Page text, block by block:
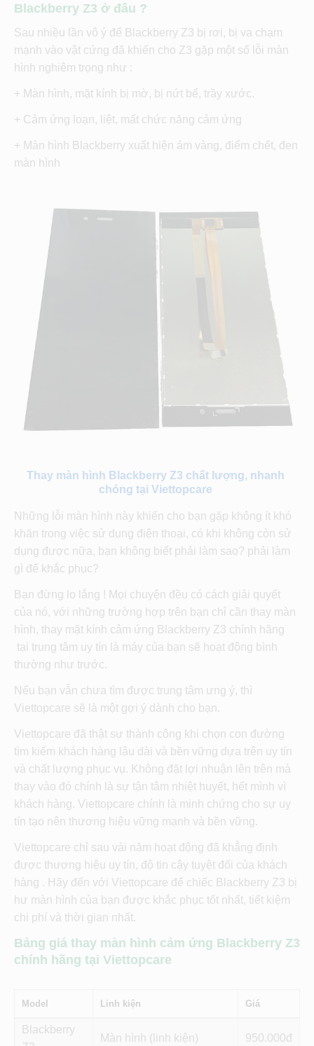
Blackberry Z3 ở đâu ?
Sau nhiều lần vô ý để Blackberry Z3 bị rơi, bị va chạm
mạnh vào vật cứng đã khiến cho Z3 gặp một số lỗi màn
hình nghiêm trọng như :
+ Màn hình, mặt kính bị mờ, bị nứt bể, trầy xước.
+ Cảm ứng loạn, liệt, mất chức năng cảm ứng
+ Màn hình Blackberry xuất hiện ám vàng, điểm chết, đen
màn hình
Thay màn hình Blackberry Z3 chất lượng, nhanh
chóng tại Viettopcare
Những lỗi màn hình này khiến cho bạn gặp không ít khó
khăn trong việc sử dụng điện thoại, có khi không còn sử
dụng được nữa, bạn không biết phải làm sao? phải làm
gì để khắc phục?
Bạn đừng lo lắng ! Mọi chuyện đều có cách giải quyết
của nó, với những trường hợp trên bạn chỉ cần thay màn
hình, thay mặt kính cảm ứng Blackberry Z3 chính hãng
tại trung tâm uy tín là máy của bạn sẽ hoạt động bình
thường như trước.
Nếu bạn vẫn chưa tìm được trung tâm ưng ý, thì
Viettopcare sẽ là một gợi ý dành cho bạn.
Viettopcare đã thật sự thành công khi chọn con đường
tìm kiếm khách hàng lâu dài và bền vững dựa trên uy tín
và chất lượng phục vụ. Không đặt lợi nhuận lên trên mà
thay vào đó chính là sự tận tâm nhiệt huyết, hết mình vì
khách hàng. Viettopcare chính là minh chứng cho sự uy
tín tạo nên thương hiệu vững mạnh và bền vững.
Viettopcare chỉ sau vài năm hoạt động đã khẳng định
được thương hiệu uy tín, độ tin cậy tuyệt đối của khách
hàng . Hãy đến với Viettopcare để chiếc Blackberry Z3 bị
hư màn hình của bạn được khắc phục tốt nhất, tiết kiệm
chi phí và thời gian nhất.
Bảng giá thay màn hình cảm ứng Blackberry Z3
chính hãng tại Viettopcare
Model Linh kiện Giá
Blackberry
Màn hình (linh kiện) 950